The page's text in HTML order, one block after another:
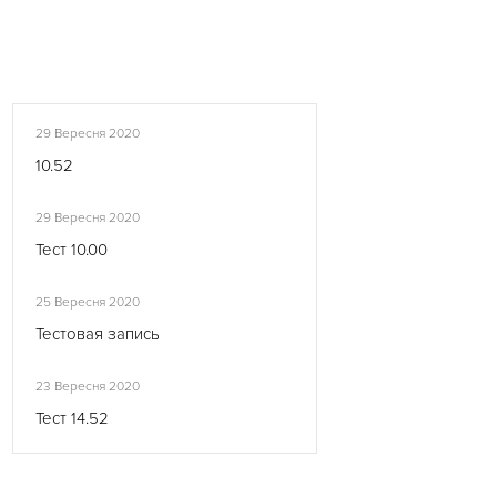
29 Вересня 2020
10.52
29 Вересня 2020
Тест 10.00
25 Вересня 2020
Тестовая запись
23 Вересня 2020
Тест 14.52